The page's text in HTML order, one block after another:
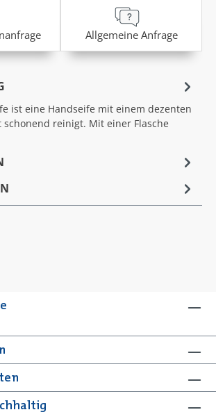
Allgemeine Anfrage
ist eine Handseife mit einem dezenten
schonend reinigt. Mit einer Flasche